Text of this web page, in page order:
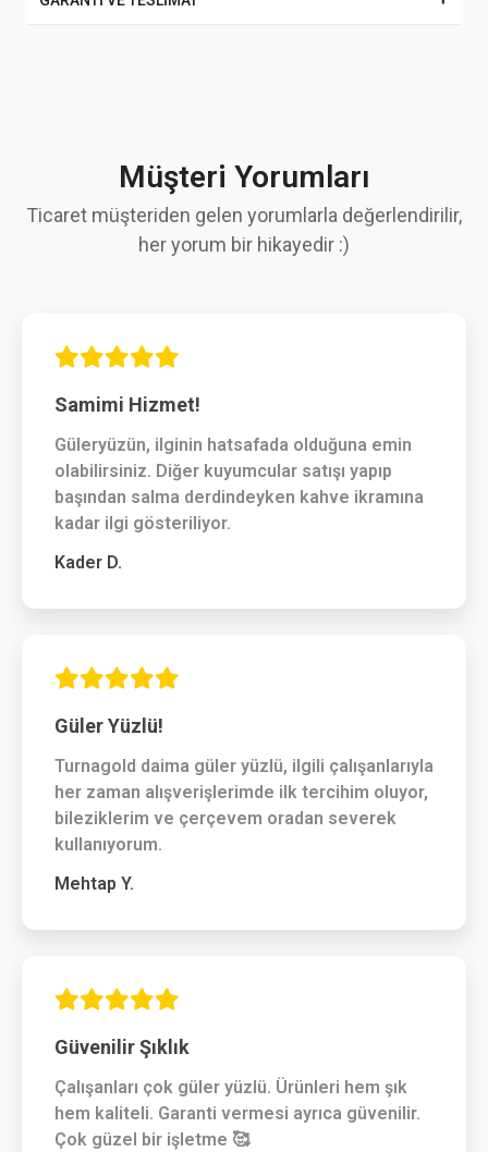
Müşteri Yorumları
Ticaret müşteriden gelen yorumlarla değerlendirilir,
her yorum bir hikayedir :)
Samimi Hizmet!
Güleryüzün, ilginin hatsafada olduğuna emin
olabilirsiniz. Diğer kuyumcular satışı yapıp
başından salma derdindeyken kahve ikramına
kadar ilgi gösteriliyor.
Kader D.
Güler Yüzlü!
Turnagold daima güler yüzlü, ilgili çalışanlarıyla
her zaman alışverişlerimde ilk tercihim oluyor,
bileziklerim ve çerçevem oradan severek
kullanıyorum.
Mehtap Y.
Güvenilir Şıklık
Çalışanları çok güler yüzlü. Ürünleri hem şık
hem kaliteli. Garanti vermesi ayrıca güvenilir.
Çok güzel bir işletme 🥰